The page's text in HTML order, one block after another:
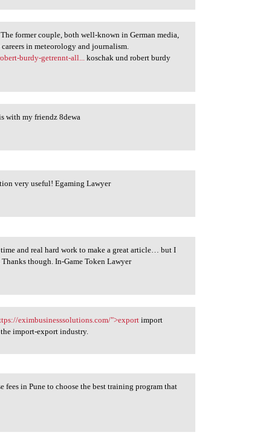
former couple, both well-known in German media,
in meteorology and journalism.
burdy-getrennt-all... koschak und robert burdy
with my friendz 8dewa
very useful! Egaming Lawyer
and real hard work to make a great article… but I
though. In-Game Token Lawyer
eximbusinesssolutions.com/">export import
import-export industry.
in Pune to choose the best training program that